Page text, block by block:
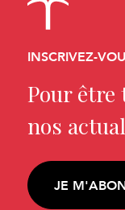
INSCRIVEZ-
Pour être
nos
JE